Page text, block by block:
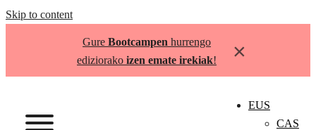
Skip to content
Gure Bootcampen hurrengo
ediziorako izen emate irekiak! ×
EUS
CAS